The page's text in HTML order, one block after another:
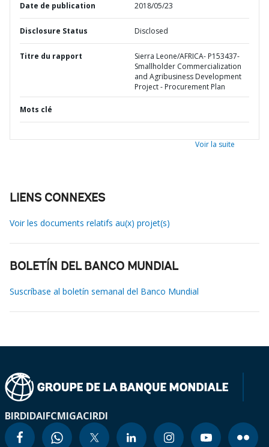
Date de publication 2018/05/23
Disclosure Status Disclosed
Titre du rapport
Sierra Leone/AFRICA- P153437-
Smallholder Commercialization
and Agribusiness Development
Project - Procurement Plan
Mots clé
Voir la suite
LIENS CONNEXES
Voir les documents relatifs au(x) projet(s)
BOLETÍN DEL BANCO MUNDIAL
Suscríbase al boletín semanal del Banco Mundial
BIRDIDAIFCMIGACIRDI